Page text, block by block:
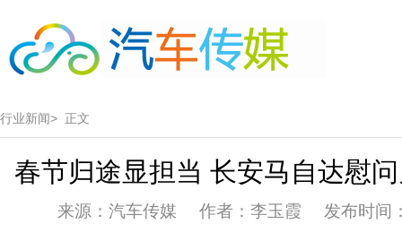
行业新闻> 正文
春节归途显担当 长安马自达慰
来源：汽车传媒 作者：李玉霞 发布时间